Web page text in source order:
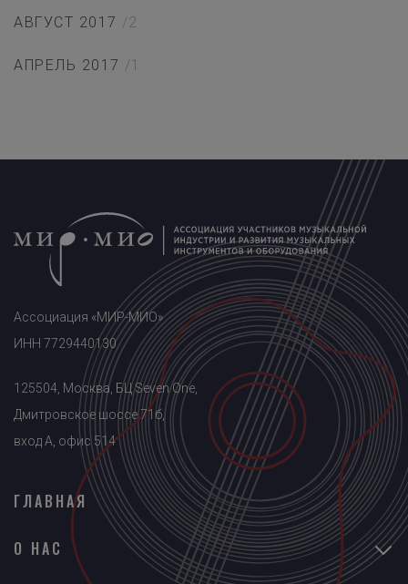
АВГУСТ 2017 /2
АПРЕЛЬ 2017 /1
Ассоциация «МИР-МИО»
ИНН 7729440130
125504, Москва, БЦ Seven One,
Дмитровское шоссе 71б,
вход A, офис 514
ГЛАВНАЯ
О НАС